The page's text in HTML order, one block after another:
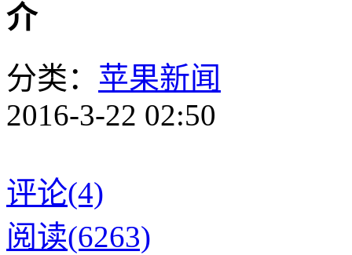
介
分类： 苹果新闻
2016-3-22 02:50
评论(4)
阅读(6263)